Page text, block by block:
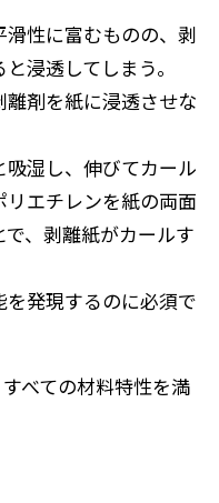
性に富むものの、剥
浸透してしまう。
剤を紙に浸透させな
湿し、伸びてカール
エチレンを紙の両面
、剥離紙がカールす
発現するのに必須で
べての材料特性を満